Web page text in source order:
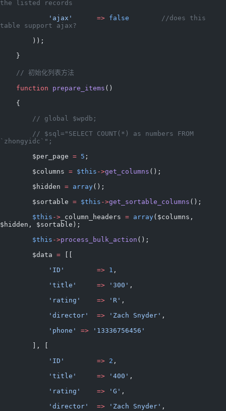
the listed records
            'ajax'
      =>
false
        //does this
table support ajax?
        ));
    }
    // 初始化列表方法
    function
prepare_items ()
    {
        // global $wpdb;
`zhongyidc`";
        $per_page
= 5 ;
        $columns
= $this ->get_columns ();
        $hidden
= array();
        $sortable
= $this ->get_sortable_columns ();
        $this
-> _column_headers = array($columns,
$hidden, $sortable);
        $this
->process_bulk_action ();
        $data
=
            'ID'
        =>
1 ,
            'title'
     =>
'300' ,
            'rating'
    =>
'R' ,
            'director'
  =>
'Zach Snyder' ,
            'phone'
=> '13336756456'
        ], [
            'ID'
        =>
2 ,
            'title'
     =>
'400' ,
            'rating'
    =>
'G' ,
            'director'
  =>
'Zach Snyder' ,